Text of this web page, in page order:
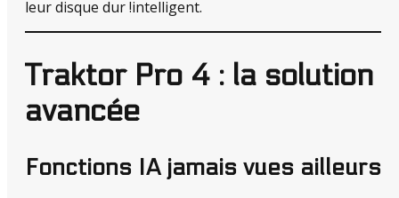
leur disque dur !intelligent.
Traktor Pro 4 : la solution
avancée
Fonctions IA jamais vues ailleurs